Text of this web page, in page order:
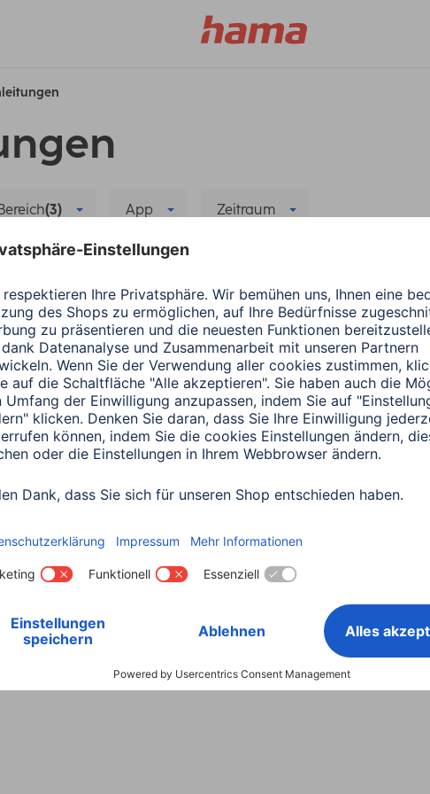
(3) App Zeitraum
zur neuen App
Land wählen
Garantiebestimmungen Konformitätserklärungen